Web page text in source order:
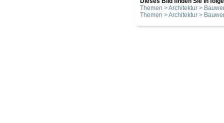
Themen > Architektur >
Themen > Architektur >